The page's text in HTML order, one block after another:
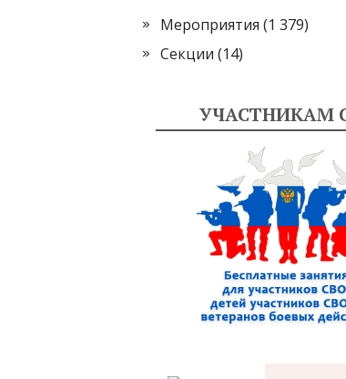
Мероприятия (1 379)
Секции (14)
УЧАСТНИКАМ